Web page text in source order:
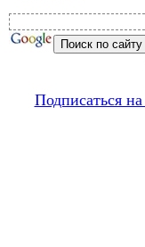
Подписаться